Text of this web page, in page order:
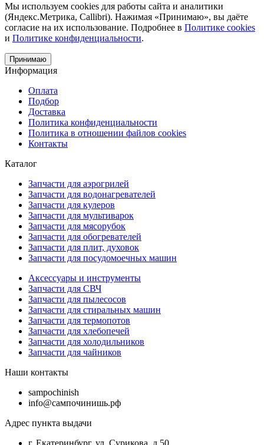
Мы используем cookies для работы сайта и аналитики
(Яндекс.Метрика, Callibri). Нажимая «Принимаю», вы даёте
согласие на их использование. Подробнее в Политике cookies
и Политике конфиденциальности.
Принимаю
Информация
Оплата
Подбор
Доставка
Политика конфиденциальности
Политика в отношении файлов cookies
Контакты
Каталог
Запчасти для аэрогрилей
Запчасти для водонагревателей
Запчасти для кулеров
Запчасти для мультиварок
Запчасти для мясорубок
Запчасти для обогревателей
Запчасти для плит, духовок
Запчасти для посудомоечных машин
Аксессуары и инструменты
Запчасти для СВЧ
Запчасти для пылесосов
Запчасти для стиральных машин
Запчасти для термопотов
Запчасти для хлебопечей
Запчасти для холодильников
Запчасти для чайников
Наши контакты
sampochinish
info@сампочинишь.рф
Адрес пункта выдачи
г. Екатеринбург, ул. Сурикова, д.50